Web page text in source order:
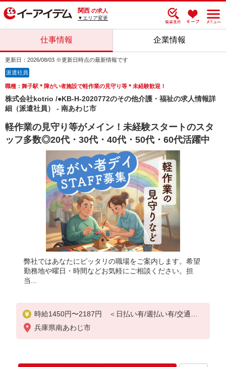
関西 の求人
▼エリア変更
仕事情報 企業情報
更新日：2026/08/03 ※更新日時点の最新情報です
派遣社員
職種：舞子駅＊障がい者施設で軽作業の見守り等＊未経験歓迎！
株式会社kotrio /●KB-H-2020772のその他介護・福祉の求人情報詳
細（派遣社員） - 南あわじ市
軽作業の見守り等がメイン！未経験スタートのスタ
ッフ多数◎20代・30代・40代・50代・60代活躍中
弊社ではあなたにピッタリの職場をご案内します。希望
勤務地や曜日・時間などお気軽にご相談ください。担
当...
時給1450円〜2187円 ＜日払い有/週払い有/交通費
全支給(ガソリン代含む)＞
兵庫県南あわじ市